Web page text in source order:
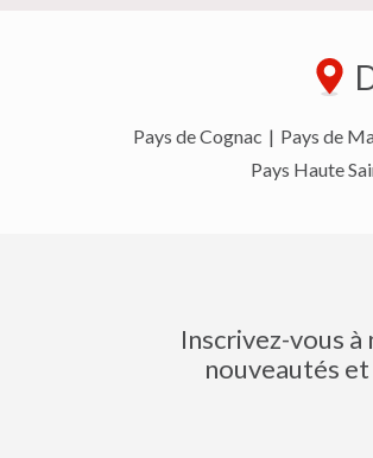
Pays de Cognac | Pays de
Pays Haute
Inscrivez-vous
nouveautés